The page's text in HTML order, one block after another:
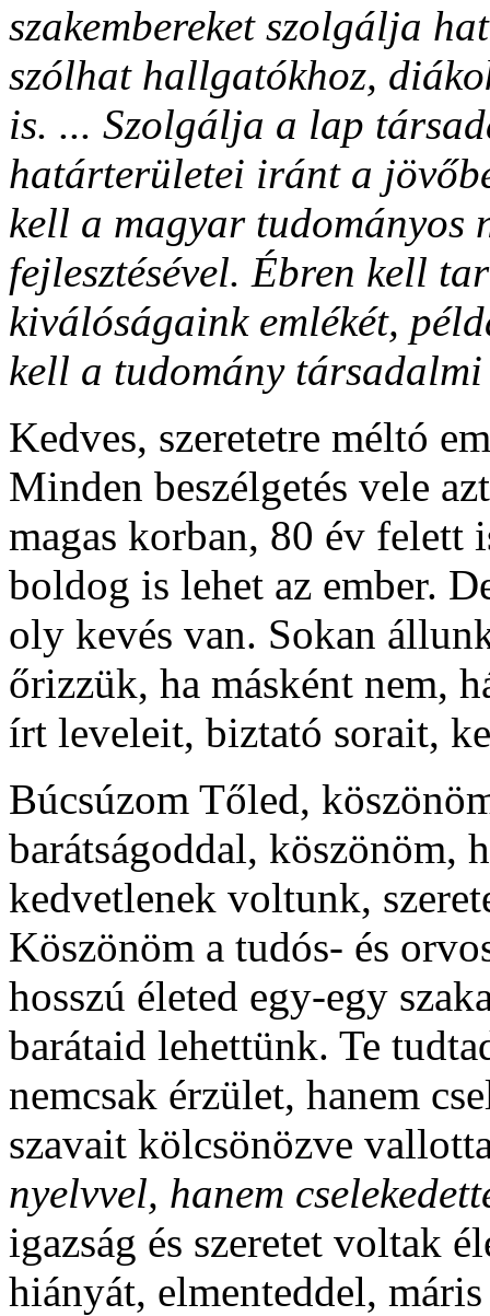
szakembereket szolgálja
szólhat hallgatókhoz,
is. ... Szolgálja a lap
határterületei iránt a
kell a magyar tudományos
fejlesztésével. Ébren kell
kiválóságaink emlékét,
kell a tudomány társadalmi
Kedves, szeretetre méltó
Minden beszélgetés vele
magas korban, 80 év felett
boldog is lehet az ember.
oly kevés van. Sokan
őrizzük, ha másként nem,
írt leveleit, biztató sorait,
Búcsúzom Tőled,
barátságoddal, köszönöm,
kedvetlenek voltunk,
Köszönöm a tudós- és
hosszú életed egy-egy
barátaid lehettünk. Te
nemcsak érzület, hanem
szavait kölcsönözve
nyelvvel, hanem
igazság és szeretet voltak
hiányát, elmenteddel,